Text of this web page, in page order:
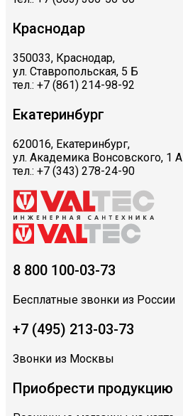
Краснодар
350033, Краснодар,
ул. Ставропольская, 5 Б
тел.: +7 (861) 214-98-92
Екатеринбург
620016, Екатеринбург,
ул. Академика Вонсовского, 1 А
тел.: +7 (343) 278-24-90
8 800 100-03-73
Бесплатные звонки из России
+7 (495) 213-03-73
Звонки из Москвы
Приобрести продукцию